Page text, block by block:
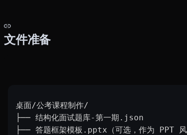
文件准备
桌面/公考课程制作/
├── 结构化面试题库-第一期.json
├── 答题框架模板.pptx（可选，作为 PPT 风